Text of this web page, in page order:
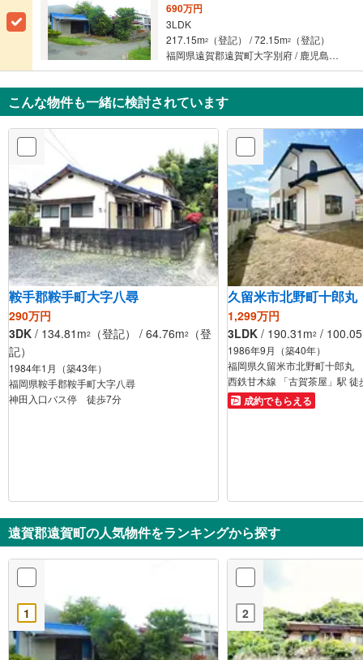
690万円
3LDK
217.15m2 （登記） / 72.15m2
（登記）
福岡県遠賀郡遠賀町大字別府 / 鹿児島本線 「遠賀川」駅 徒歩17分
こんな物件も一緒に検討されています
鞍手郡鞍手町大字八尋
290万円
3DK / 134.81m2 （登記） / 64.76m2
（登
記）
1984年1月（築43年）
福岡県鞍手郡鞍手町大字八尋
神田入口バス停 徒歩7分
久留米市北野町十郎丸
1,299万円
3LDK / 190.31m2 /
1986年9月（築40年）
福岡県久留米市北野町十郎丸
西鉄甘木線 「古賀茶屋」駅 徒
成約でもらえる
遠賀郡遠賀町の人気物件をランキングから探す
1 2